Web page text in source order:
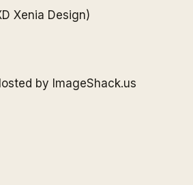
Xenia Design)